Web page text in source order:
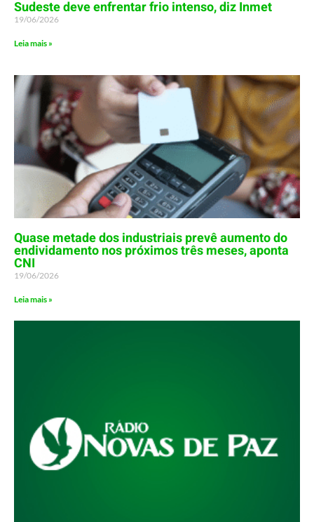
Sudeste deve enfrentar frio intenso, diz Inmet
19/06/2026
Leia mais »
Quase metade dos industriais prevê aumento do
endividamento nos próximos três meses, aponta
CNI
19/06/2026
Leia mais »